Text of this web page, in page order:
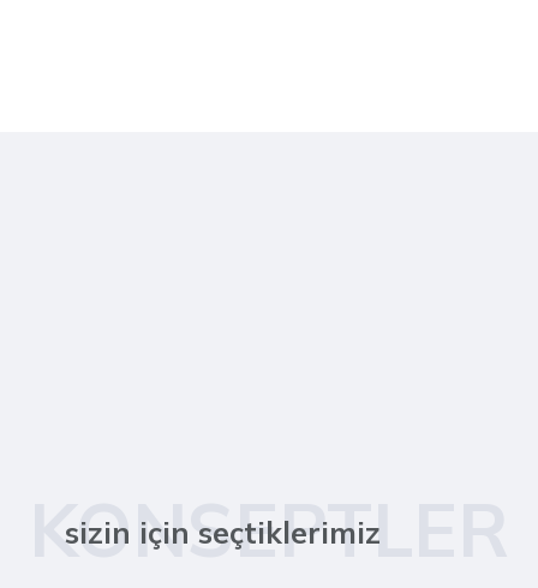
KONSEPTLER
sizin için seçtiklerimiz